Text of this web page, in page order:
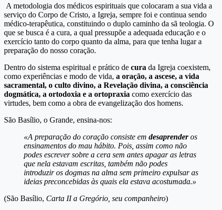
A metodologia dos médicos espirituais que colocaram a sua vida a
serviço do Corpo de Cristo, a Igreja, sempre foi e continua sendo
médico-terapêutica, constituindo o duplo caminho da sã teologia. O
que se busca é a cura, a qual pressupõe a adequada educação e o
exercício tanto do corpo quanto da alma, para que tenha lugar a
preparação do nosso coração.
Dentro do sistema espiritual e prático de cura da Igreja coexistem,
como experiências e modo de vida, a oração, a ascese, a vida
sacramental, o culto divino, a Revelação divina, a consciência
dogmática, a ortodoxia e a ortopraxia como exercício das
virtudes, bem como a obra de evangelização dos homens.
São Basílio, o Grande, ensina-nos:
«A preparação do coração consiste em desaprenderos
ensinamentos do mau hábito. Pois, assim como não
podes escrever sobre a cera sem antes apagar as letras
que nela estavam escritas, também não podes
introduzir os dogmas na alma sem primeiro expulsar as
ideias preconcebidas às quais ela estava acostumada.»
(São Basílio, Carta II a Gregório, seu companheiro)